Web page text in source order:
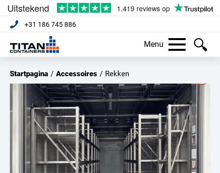
+31 186 745 886
Menu
Startpagina / Accessoires / Rekken